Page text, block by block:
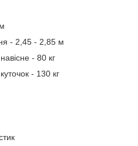
- 2,45 - 2,85 м
- 80 кг
- 130 кг